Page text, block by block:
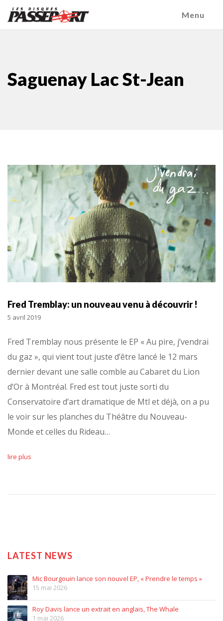
Menu
Saguenay Lac St-Jean
Fred Tremblay: un nouveau venu à découvrir !
5 avril 2019
Fred Tremblay nous présente le EP « Au pire, j’vendrai
du gaz », qui vient tout juste d’être lancé le 12 mars
dernier devant une salle comble au Cabaret du Lion
d’Or à Montréal. Fred est tout juste sorti du
Conservatoire d’art dramatique de Mtl et déjà, on a pu
le voir sur les planches du Théâtre du Nouveau-
Monde et celles du Rideau…
lire plus
LATEST NEWS
Mic Bourgouin lance son nouvel EP, « Prendre le temps »
15 mai 2026
Roy Davis lance un extrait en anglais, The Whale
1 mai 2026